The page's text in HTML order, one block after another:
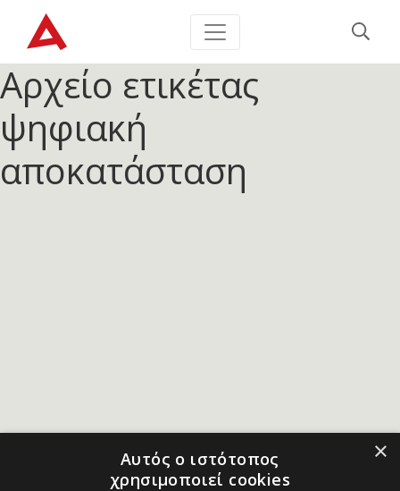
Αρχείο ετικέτας
ψηφιακή
αποκατάσταση
×
Αυτός ο ιστότοπος
χρησιμοποιεί cookies